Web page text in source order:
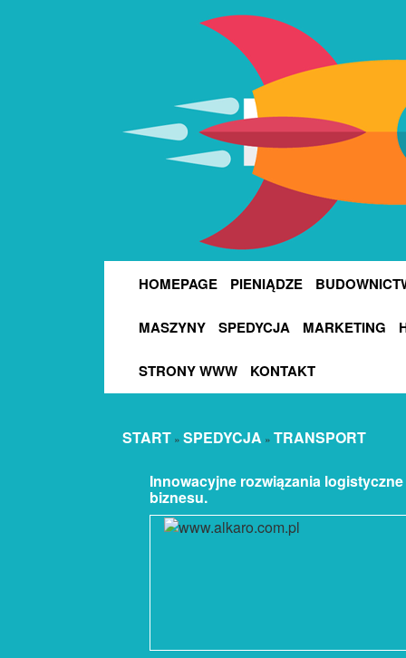
HOMEPAGE PIENIĄDZE
MASZYNY SPEDYCJA MARKETING
STRONY WWW KONTAKT
START » SPEDYCJA » TRANSPORT
Innowacyjne rozwiązania
biznesu.